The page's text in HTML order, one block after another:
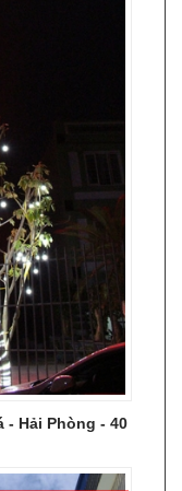
- Hải Phòng - 40